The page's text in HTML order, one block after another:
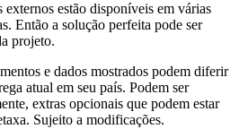
externos estão disponíveis em várias
Então a solução perfeita pode ser
projeto.
e dados mostrados podem diferir
atual em seu país. Podem ser
extras opcionais que podem estar
Sujeito a modificações.